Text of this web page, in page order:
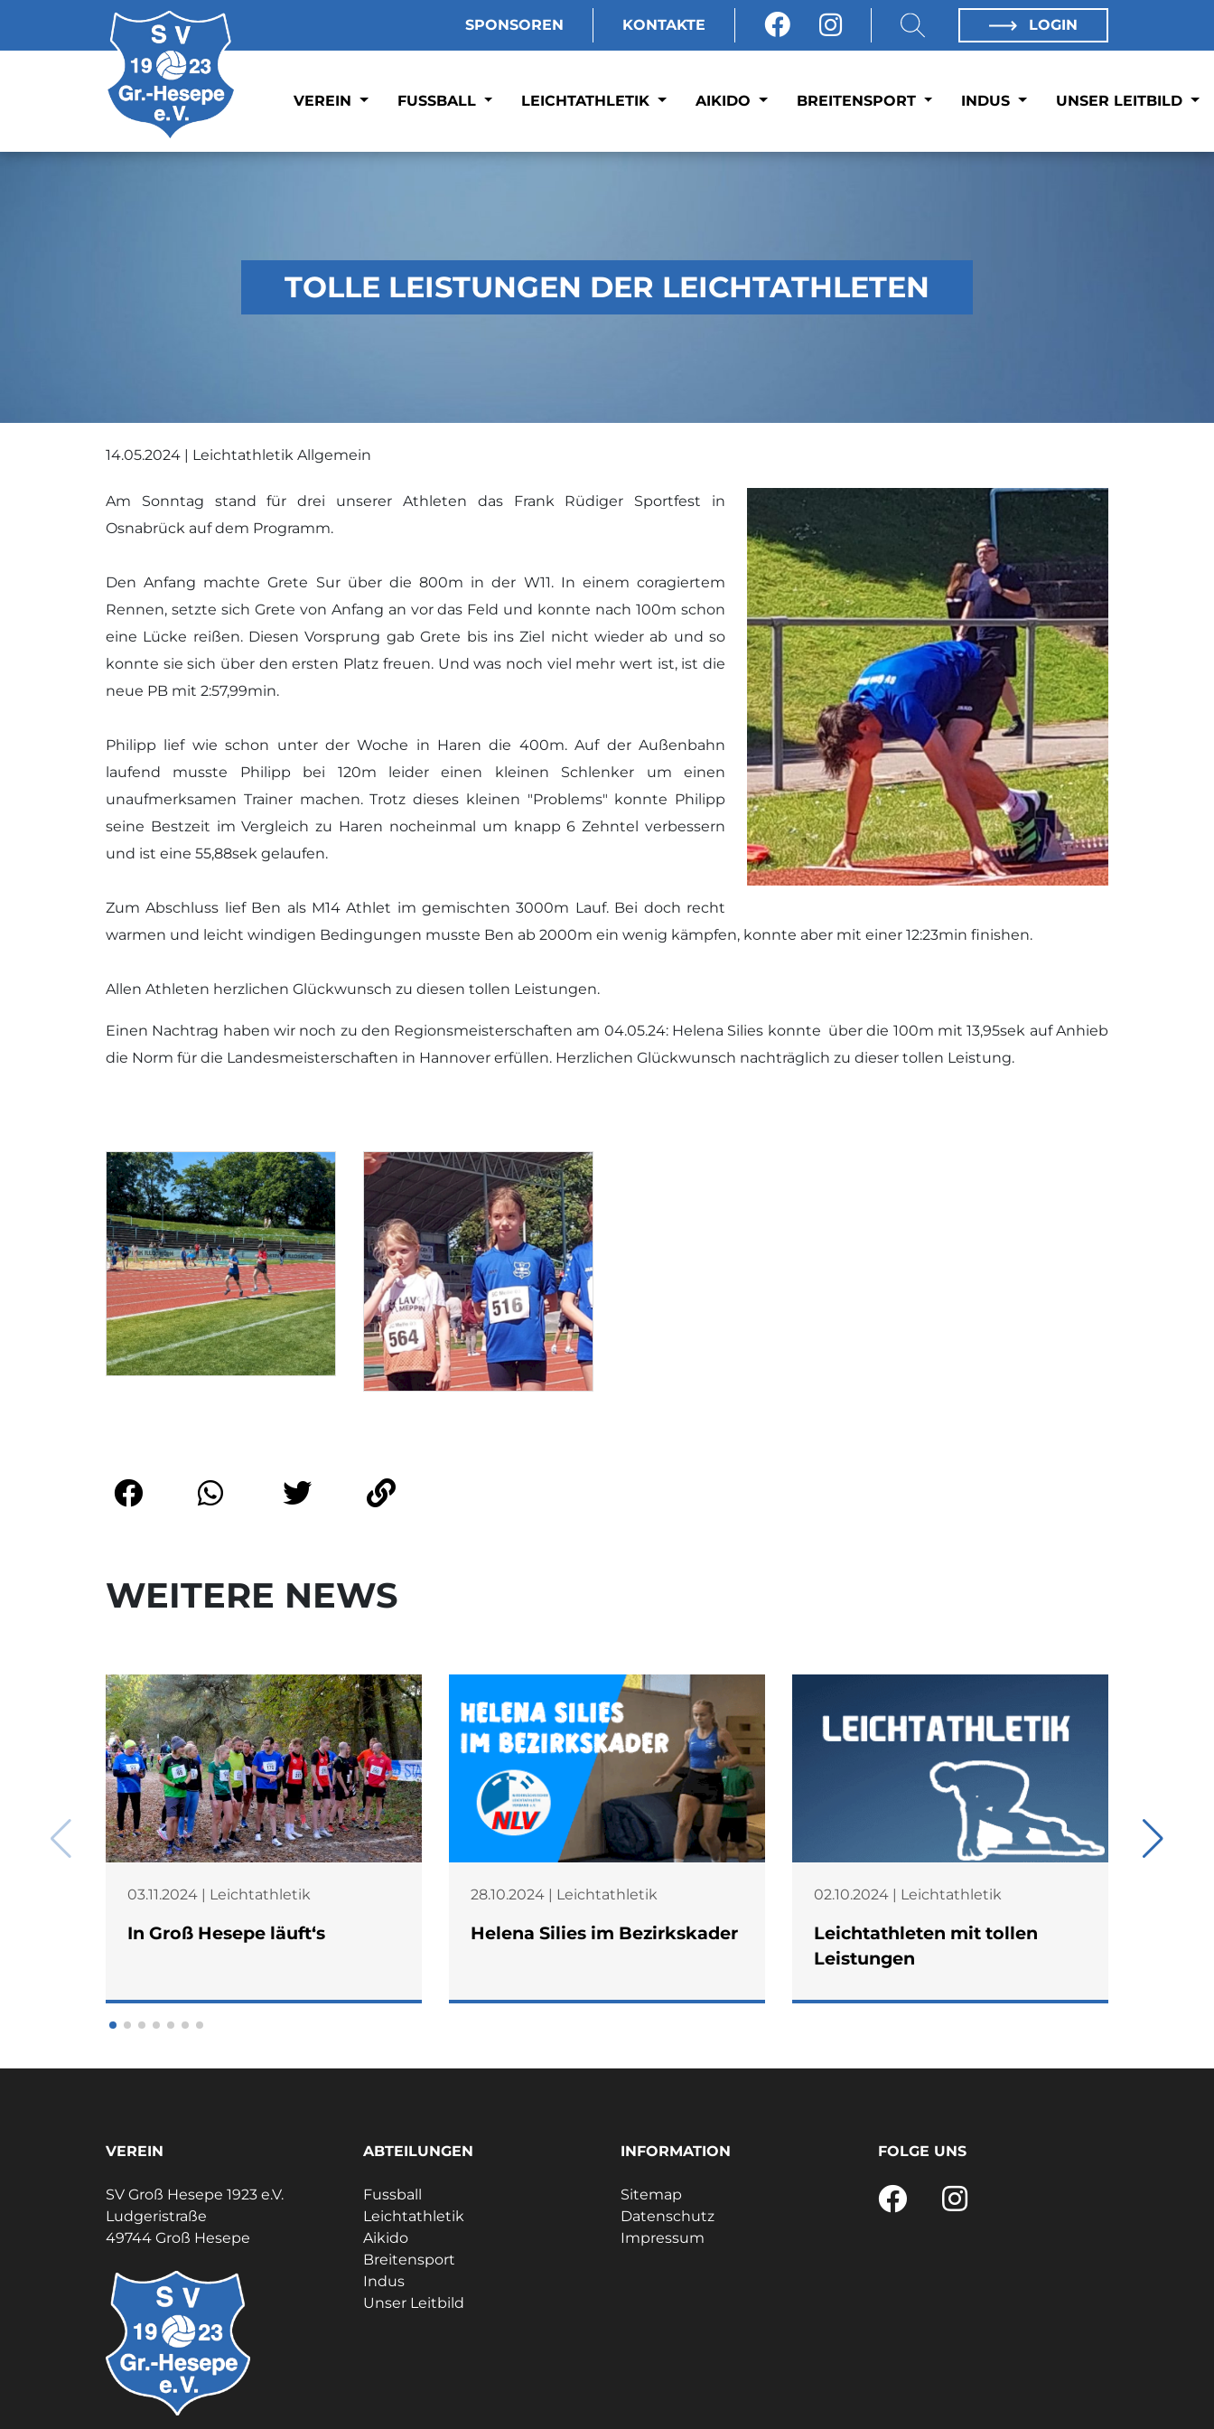
SPONSOREN KONTAKTE LOGIN
VEREIN FUSSBALL LEICHTATHLETIK AIKIDO BREITENSPORT INDUS UNSER LEITBILD
TOLLE LEISTUNGEN DER LEICHTATHLETEN
14.05.2024 | Leichtathletik Allgemein
Am Sonntag stand für drei unserer Athleten das Frank Rüdiger Sportfest in
Osnabrück auf dem Programm.
Den Anfang machte Grete Sur über die 800m in der W11. In einem coragiertem
Rennen, setzte sich Grete von Anfang an vor das Feld und konnte nach 100m schon
eine Lücke reißen. Diesen Vorsprung gab Grete bis ins Ziel nicht wieder ab und so
konnte sie sich über den ersten Platz freuen. Und was noch viel mehr wert ist, ist die
neue PB mit 2:57,99min.
Philipp lief wie schon unter der Woche in Haren die 400m. Auf der Außenbahn
laufend musste Philipp bei 120m leider einen kleinen Schlenker um einen
unaufmerksamen Trainer machen. Trotz dieses kleinen "Problems" konnte Philipp
seine Bestzeit im Vergleich zu Haren nocheinmal um knapp 6 Zehntel verbessern
und ist eine 55,88sek gelaufen.
Zum Abschluss lief Ben als M14 Athlet im gemischten 3000m Lauf. Bei doch recht
warmen und leicht windigen Bedingungen musste Ben ab 2000m ein wenig kämpfen, konnte aber mit einer 12:23min finishen.
Allen Athleten herzlichen Glückwunsch zu diesen tollen Leistungen.
Einen Nachtrag haben wir noch zu den Regionsmeisterschaften am 04.05.24: Helena Silies konnte über die 100m mit 13,95sek auf Anhieb
die Norm für die Landesmeisterschaften in Hannover erfüllen. Herzlichen Glückwunsch nachträglich zu dieser tollen Leistung.
WEITERE NEWS
03.11.2024 | Leichtathletik
In Groß Hesepe läuft‘s
28.10.2024 | Leichtathletik
Helena Silies im Bezirkskader
02.10.2024 | Leichtathletik
Leichtathleten mit tollen
Leistungen
VEREIN
SV Groß Hesepe 1923 e.V.
Ludgeristraße
49744 Groß Hesepe
ABTEILUNGEN
Fussball
Leichtathletik
Aikido
Breitensport
Indus
Unser Leitbild
INFORMATION
Sitemap
Datenschutz
Impressum
FOLGE UNS